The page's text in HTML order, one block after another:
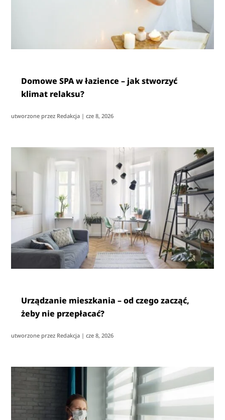
Domowe SPA w łazience – jak stworzyć
klimat relaksu?
utworzone przez Redakcja |cze 8, 2026
Urządzanie mieszkania – od czego zacząć,
żeby nie przepłacać?
utworzone przez Redakcja |cze 8, 2026